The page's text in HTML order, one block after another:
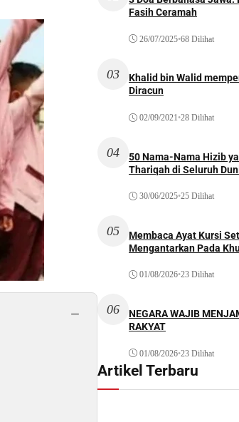
−
Fasih Ceramah
26/07/2025•68 Dilihat
03
Khalid bin Walid
Diracun
02/09/2021•28 Dilihat
04
50 Nama-Nama Hizib
Thariqah di Seluruh
30/06/2025•25 Dilihat
05
Membaca Ayat Kursi
Mengantarkan Pada
01/08/2026•23 Dilihat
06
NEGARA WAJIB
RAKYAT
01/08/2026•23 Dilihat
Artikel Terbaru